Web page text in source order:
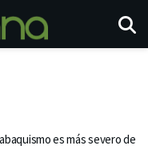
es más severo de